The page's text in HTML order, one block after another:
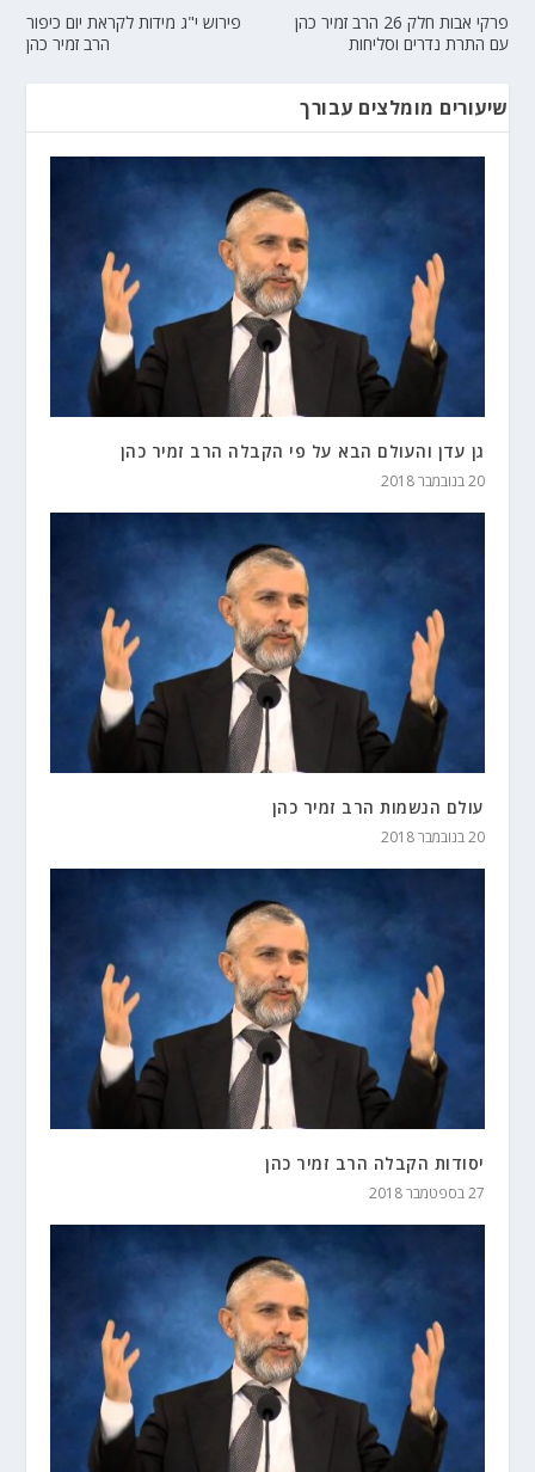
פירוש י"ג מידות לקראת יום כיפור
הרב זמיר כהן
פרקי אבות חלק 26 הרב זמיר כהן
עם התרת נדרים וסליחות
שיעורים מומלצים עבורך
גן עדן והעולם הבא על פי הקבלה הרב זמיר כהן
20 בנובמבר 2018
עולם הנשמות הרב זמיר כהן
20 בנובמבר 2018
יסודות הקבלה הרב זמיר כהן
27 בספטמבר 2018